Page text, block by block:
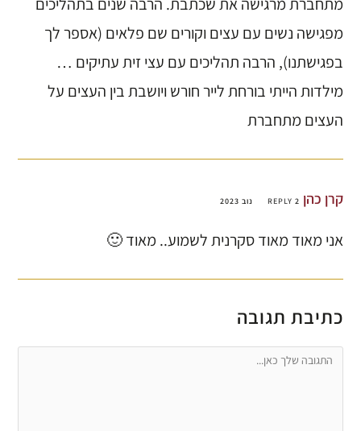
מפגישה נשים עם עצים וקורים שם פלאים (אספר לך
בפגישתנו), הרבה תהליכים עם עצי זית עתיקים …
מילדות הייתי בורחת לייר חורש ויושבת בין העצים על
העצים מתחברת
קרן כהן REPLY 2 נוב 2023
אני מאוד מאוד סקרנית לשמוע.. מאוד 🙂
כתיבת תגובה